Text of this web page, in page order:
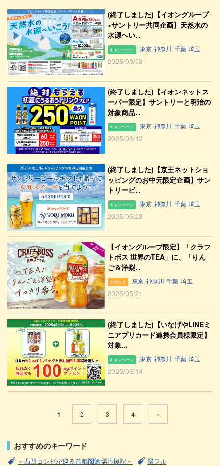
(終了しました)【イオングループ
×サントリー共同企画】天然水の
水源へい...
キャンペーン 東京 神奈川 千葉 埼玉
2025/08/03
(終了しました)【イオンネットス
ーパー限定】サントリーと明治の
対象商品...
キャンペーン 東京 神奈川 千葉 埼玉
2025/06/12
(終了しました)【京王ネットショ
ッピングのお中元限定企画】サン
トリービ...
キャンペーン 東京 神奈川 千葉 埼玉
2025/05/23
【イオングループ限定】「クラフ
トボス 世界のTEA」に、「りん
ご＆洋梨...
お知らせ 東京 神奈川 千葉 埼玉
2025/05/21
(終了しました)【いなげやLINEミ
ニアプリカード連携会員様限定】
対象...
キャンペーン 東京 神奈川 千葉 埼玉
2025/05/14
1 2 3 4 »
おすすめのキーワード
～凸凹コンビが巡る首都圏酒場応援記～
翠フル